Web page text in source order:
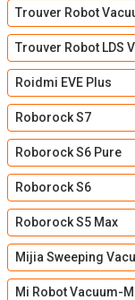
Trouver Robot
Trouver Robot LDS
Roidmi EVE Plus
Roborock S7
Roborock S6 Pure
Roborock S6
Roborock S5 Max
Mijia Sweeping
Mi Robot Vacuum-